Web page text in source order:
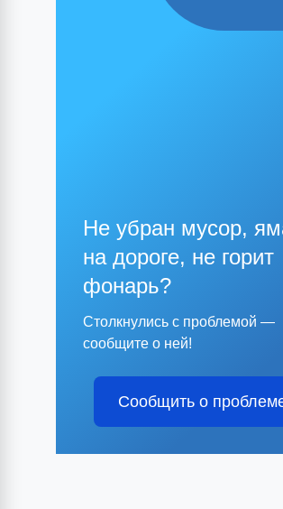
Не убран мусор,
на дороге, не горит
фонарь?
Столкнулись с проблемой —
сообщите о ней!
Сообщить о